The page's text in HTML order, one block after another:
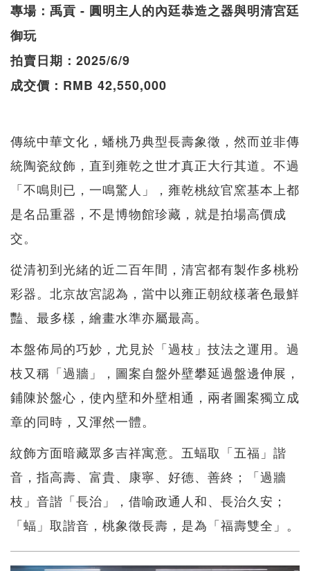
專場：禹貢 - 圓明主人的內廷恭造之器與明清宮廷
御玩
拍賣日期：2025/6/9
成交價：RMB 42,550,000
傳統中華文化，蟠桃乃典型長壽象徵，然而並非傳
統陶瓷紋飾，直到雍乾之世才真正大行其道。不過
「不鳴則已，一鳴驚人」，雍乾桃紋官窯基本上都
是名品重器，不是博物館珍藏，就是拍場高價成
交。
從清初到光緒的近二百年間，清宮都有製作多桃粉
彩器。北京故宮認為，當中以雍正朝紋樣著色最鮮
豔、最多樣，繪畫水準亦屬最高。
本盤佈局的巧妙，尤見於「過枝」技法之運用。過
枝又稱「過牆」，圖案自盤外壁攀延過盤邊伸展，
鋪陳於盤心，使內壁和外壁相通，兩者圖案獨立成
章的同時，又渾然一體。
紋飾方面暗藏眾多吉祥寓意。五蝠取「五福」諧
音，指高壽、富貴、康寧、好德、善終；「過牆
枝」音諧「長治」，借喻政通人和、長治久安；
「蝠」取諧音，桃象徵長壽，是為「福壽雙全」。